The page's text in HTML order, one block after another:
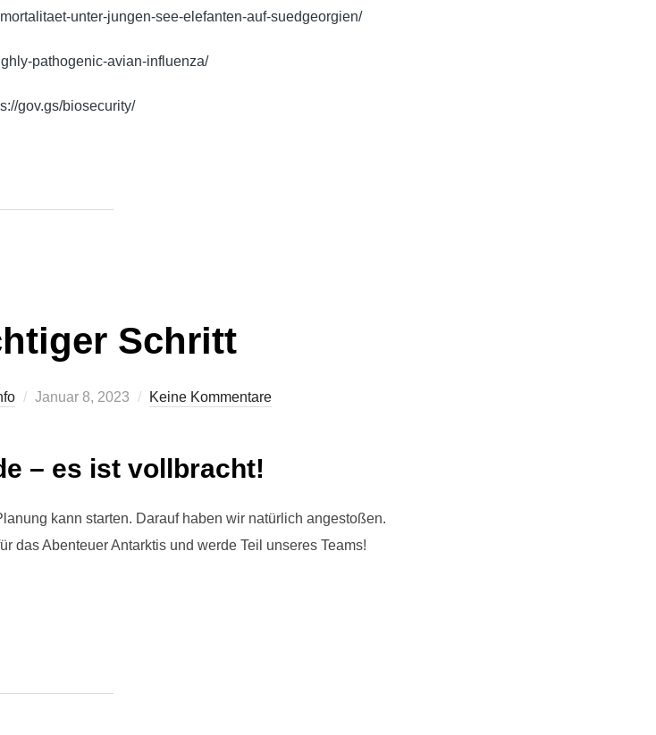
unter-jungen-see-elefanten-auf-suedgeorgien/
pathogenic-avian-influenza/
gov.gs/biosecurity/
Schritt
Veröffentlicht
Januar 8, 2023 Keine Kommentare
– es ist vollbracht!
kann starten. Darauf haben wir natürlich angestoßen.
das Abenteuer Antarktis und werde Teil unseres Teams!